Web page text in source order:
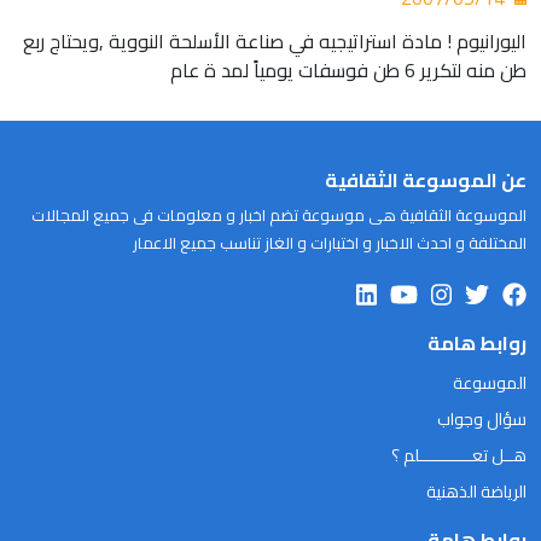
اليورانيوم ! مادة استراتيجيه في صناعة الأسلحة النووية ,ويحتاج ربع
طن منه لتكرير 6 طن فوسفات يومياً لمد ة عام
عن الموسوعة الثقافية
الموسوعة الثقافية هى موسوعة تضم اخبار و معلومات فى جميع المجالات
المختلفة و احدث الاخبار و اختبارات و الغاز تناسب جميع الاعمار
روابط هامة
الموسوعة
سؤال وجواب
هــل تعـــــــــــلم ؟
الرياضة الذهنية